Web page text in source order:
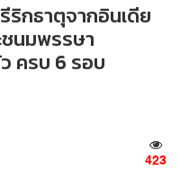
กธาตุจากอินเดีย
ชนมพรรษา
ครบ 6 รอบ
423